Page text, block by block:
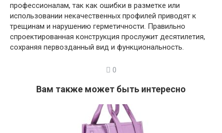
профессионалам, так как ошибки в разметке или
использовании некачественных профилей приводят к
трещинам и нарушению герметичности. Правильно
спроектированная конструкция прослужит десятилетия,
сохраняя первозданный вид и функциональность.
0
Вам также может быть интересно